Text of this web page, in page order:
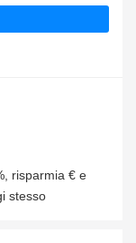
risparmia € e
stesso